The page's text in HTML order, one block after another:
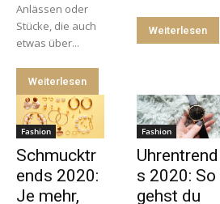
Anlässen oder
Stücke, die auch
etwas über...
Weiterlesen
Weiterlesen
Fashion
Schmucktr
ends 2020:
Je mehr,
Fashion
Uhrentrend
s 2020: So
gehst du